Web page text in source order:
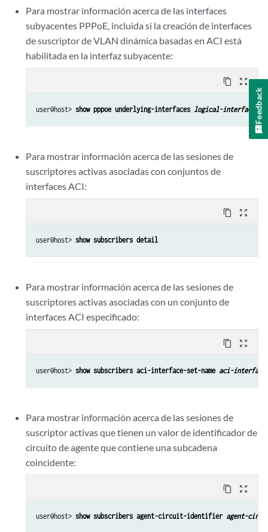
Para mostrar información acerca de las interfaces
subyacentes PPPoE, incluida si la creación de interfaces
de suscriptor de VLAN dinámica basadas en ACI está
habilitada en la interfaz subyacente:
content_copy zoom_out_map
user@host> show pppoe underlying-interfaces logical-interface-
Para mostrar información acerca de las sesiones de
suscriptores activas asociadas con conjuntos de
interfaces ACI:
content_copy zoom_out_map
user@host> show subscribers detail
Para mostrar información acerca de las sesiones de
suscriptores activas asociadas con un conjunto de
interfaces ACI especificado:
content_copy zoom_out_map
user@host> show subscribers aci-interface-set-name aci-interface-
Para mostrar información acerca de las sesiones de
suscriptor activas que tienen un valor de identificador de
circuito de agente que contiene una subcadena
coincidente:
content_copy zoom_out_map
user@host> show subscribers agent-circuit-identifier agent-
Feedback